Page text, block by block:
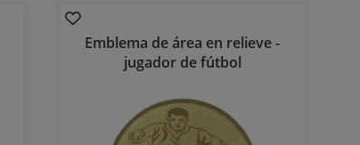
Emblema de área en relieve -
jugador de fútbol